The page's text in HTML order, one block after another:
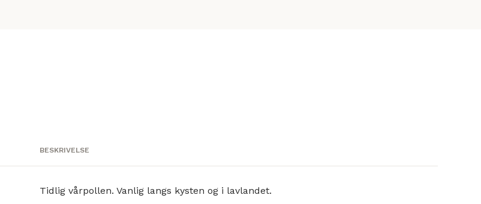
BESKRIVELSE
Tidlig vårpollen. Vanlig langs kysten og i lavlandet.